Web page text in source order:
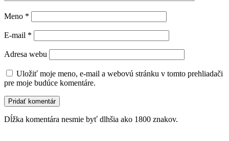
Meno *
E-mail *
Adresa webu
Uložiť moje meno, e-mail a webovú stránku v tomto prehliadači
pre moje budúce komentáre.
Dĺžka komentára nesmie byť dlhšia ako 1800 znakov.